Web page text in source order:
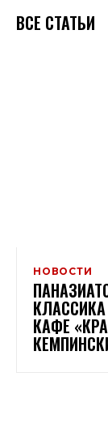
ВСЕ СТАТЬИ
НОВОСТИ
КАФЕ